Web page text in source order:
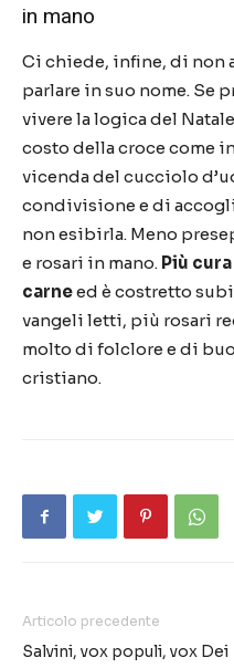
in mano
Ci chiede, infine, di non
parlare in suo nome. Se
vivere la logica del
costo della croce come
vicenda del cucciolo
condivisione e di
non esibirla. Meno
e rosari in mano. Più
carneed è costretto
vangeli letti, più rosari
molto di folclore e di
cristiano.
Articolo precedente
Salvini, vox populi, vox Dei